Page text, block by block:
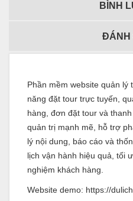
BÌNH
ĐÁNH
Phần mềm website quản
năng đặt tour trực tuyến,
hàng, đơn đặt tour và
quản trị mạnh mẽ, hỗ trợ
lý nội dung, báo cáo và
lịch vận hành hiệu quả, tối
nghiệm khách hàng.
Website demo: https://